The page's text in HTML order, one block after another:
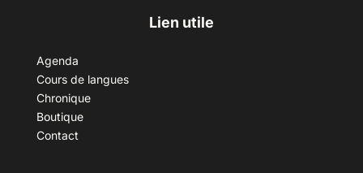
Lien utile
Agenda
Cours de langues
Chronique
Boutique
Contact